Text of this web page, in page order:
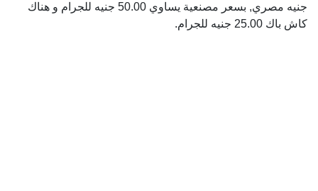
جنيه مصري, بسعر مصنعية يساوي 50.00 جنيه للجرام و هناك
كاش باك 25.00 جنيه للجرام.